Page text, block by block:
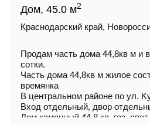
Дом, 45.0 м2
Краснодарский край,
Продам часть дома 44,8кв м и
сотки.
Часть дома 44,8кв м жилое
времянка
В центральном районе по ул.
Вход отдельный, двор
Дом каменный 44,8 кв, гaз,